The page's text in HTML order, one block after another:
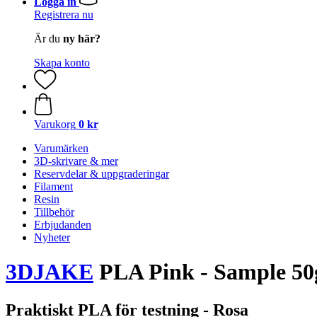
Registrera nu
Är du ny här?
Skapa konto
Varukorg 0 kr
Varumärken
3D-skrivare & mer
Reservdelar & uppgraderingar
Filament
Resin
Tillbehör
Erbjudanden
Nyheter
3DJAKE PLA Pink - Sample
Praktiskt PLA för testning - Rosa